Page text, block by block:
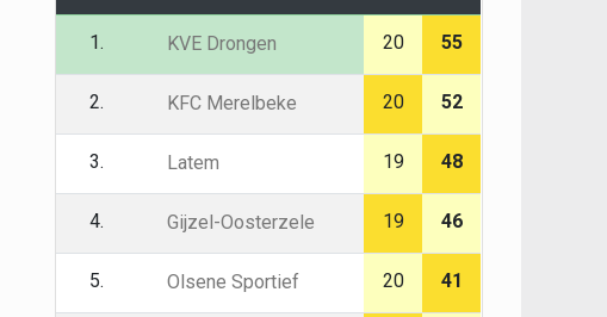
1. KVE Drongen 20 55
2. KFC Merelbeke 20 52
3. Latem 19 48
4. Gijzel-Oosterzele 19 46
5. Olsene Sportief 20 41